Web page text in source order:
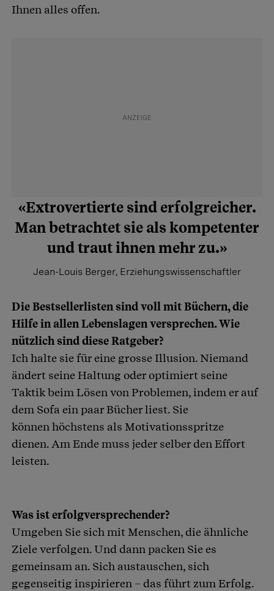
Ihnen alles offen.
«Extrovertierte sind erfolgreicher.
Man betrachtet sie als kompetenter
und traut ihnen mehr zu.»
Jean-Louis Berger, Erziehungswissenschaftler
Die Bestsellerlisten sind voll mit Büchern, die
Hilfe in allen Lebenslagen versprechen. Wie
nützlich sind diese Ratgeber?
Ich halte sie für eine grosse Illusion. Niemand
ändert seine Haltung oder optimiert seine
Taktik beim Lösen von Problemen, indem er auf
dem Sofa ein paar Bücher liest. Sie
können höchstens als Motivationsspritze
dienen. Am Ende muss jeder selber den Effort
leisten.
Was ist erfolgversprechender?
Umgeben Sie sich mit Menschen, die ähnliche
Ziele verfolgen. Und dann packen Sie es
gemeinsam an. Sich austauschen, sich
gegenseitig inspirieren – das führt zum Erfolg.